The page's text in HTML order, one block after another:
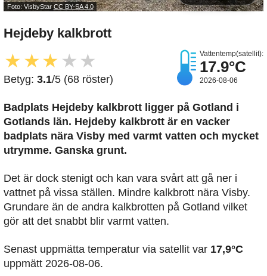
Foto: VisbyStar CC BY-SA 4.0
Hejdeby kalkbrott
★ ★★ ★ ★
Betyg: 3.1/5 (68 röster)
Vattentemp(satellit):
17.9°C
2026-08-06
Badplats Hejdeby kalkbrott ligger på Gotland i
Gotlands län. Hejdeby kalkbrott är en vacker
badplats nära Visby med varmt vatten och mycket
utrymme. Ganska grunt.
Det är dock stenigt och kan vara svårt att gå ner i
vattnet på vissa ställen. Mindre kalkbrott nära Visby.
Grundare än de andra kalkbrotten på Gotland vilket
gör att det snabbt blir varmt vatten.
Senast uppmätta temperatur via satellit var 17,9°C
uppmätt 2026-08-06.